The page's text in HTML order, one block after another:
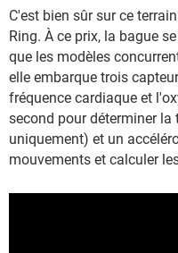
C'est bien sûr sur ce
Ring. À ce prix, la bague
que les modèles
elle embarque trois
fréquence cardiaque et
second pour déterminer la
uniquement) et un
mouvements et calculer